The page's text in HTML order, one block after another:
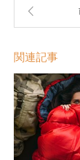
関連記事